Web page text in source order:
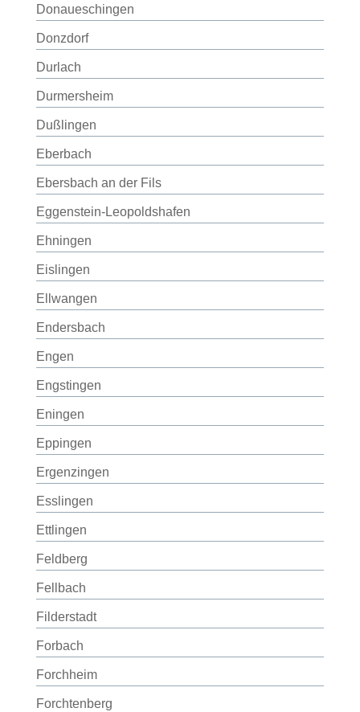
Donaueschingen
Donzdorf
Durlach
Durmersheim
Dußlingen
Eberbach
Ebersbach an der Fils
Eggenstein-Leopoldshafen
Ehningen
Eislingen
Ellwangen
Endersbach
Engen
Engstingen
Eningen
Eppingen
Ergenzingen
Esslingen
Ettlingen
Feldberg
Fellbach
Filderstadt
Forbach
Forchheim
Forchtenberg